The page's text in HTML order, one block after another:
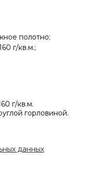
полотно;
г/кв.м.;
г/кв.м.
горловиной.
данных